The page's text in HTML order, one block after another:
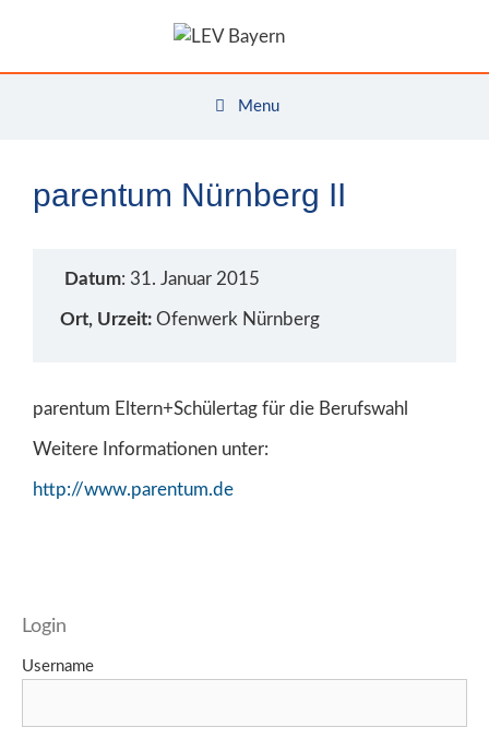
Menu
parentum Nürnberg II
Datum: 31. Januar 2015
Ort, Urzeit: Ofenwerk Nürnberg
parentum Eltern+Schülertag für die Berufswahl
Weitere Informationen unter:
http://www.parentum.de
Login
Username